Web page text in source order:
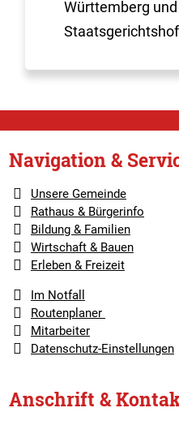
Württemberg
Navigation &
Unsere Gemeinde
Rathaus & Bürgerinfo
Bildung & Familien
Wirtschaft & Bauen
Erleben & Freizeit
Im Notfall
Routenplaner
Mitarbeiter
Datenschutz-Einstellungen
Anschrift &